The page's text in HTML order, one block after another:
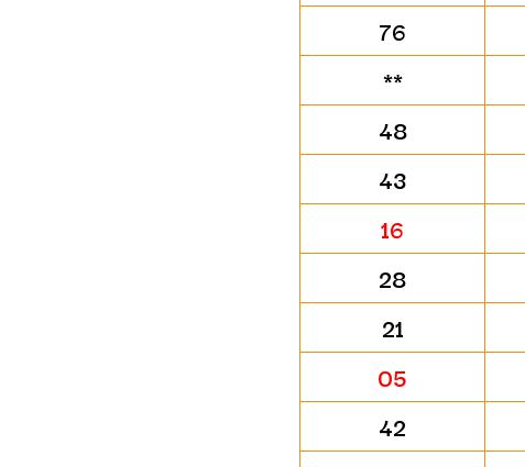
76
**
48
43
16
28
21
05
42